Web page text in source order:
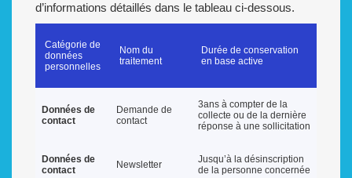
d’informations détaillés dans le tableau ci-dessous.
Catégorie de
données
personnelles
Nom du
traitement
Durée de conservation
en base active
Données de
contact
Demande de
contact
3ans à compter de la
collecte ou de la dernière
réponse à une sollicitation
Données de
contact
Newsletter
Jusqu’à la désinscription
de la personne concernée